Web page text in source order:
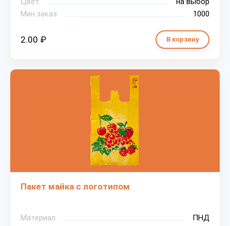
Мин.заказ
1000
2.00 ₽ В корзину
Пакет майка с логотипом
Материал
ПНД